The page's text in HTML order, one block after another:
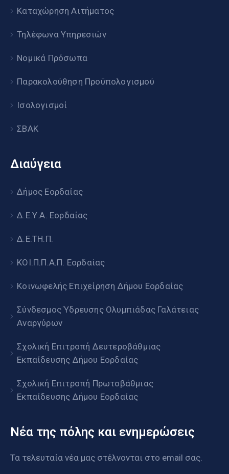
Καταχώρηση Αιτήματος
Τηλέφωνα Υπηρεσιών
Νομικά Πρόσωπα
Παρακολούθηση Προϋπολογισμού
Ισολογισμοί
ΣΒΑΚ
Διαύγεια
Δήμος Εορδαίας
Δ.Ε.Υ.Α. Εορδαίας
Δ.Ε.ΤΗ.Π.
ΚΟΙ.Π.Π.Α.Π. Εορδαίας
Κοινωφελής Επιχείρηση Δήμου Εορδαίας
Σύνδεσμος Ύδρευσης Ολυμπιάδας Γαλάτειας
Αναργύρων
Σχολική Επιτροπή Δευτεροβάθμιας
Εκπαίδευσης Δήμου Εορδαίας
Σχολική Επιτροπή Πρωτοβάθμιας
Εκπαίδευσης Δήμου Εορδαίας
Νέα της πόλης και ενημερώσεις
Τα τελευταία νέα μας στέλνονται στο email σας.